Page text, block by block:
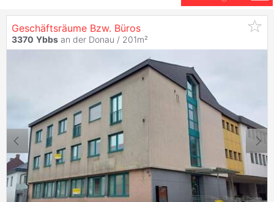
Geschäftsräume Bzw. Büros
3370 Ybbs an der Donau / 201m²